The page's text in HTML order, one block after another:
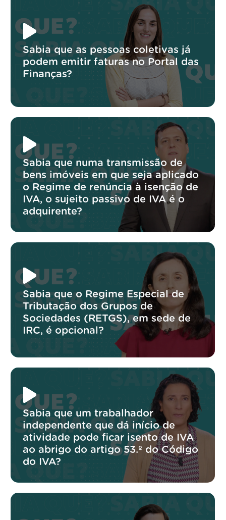
Sabia que as pessoas coletivas já
podem emitir faturas no Portal das
Finanças?
Sabia que numa transmissão de
bens imóveis em que seja aplicado
o Regime de renúncia à isenção de
IVA, o sujeito passivo de IVA é o
adquirente?
Sabia que o Regime Especial de
Tributação dos Grupos de
Sociedades (RETGS), em sede de
IRC, é opcional?
Sabia que um trabalhador
independente que dá início de
atividade pode ficar isento de IVA
ao abrigo do artigo 53.º do Código
do IVA?